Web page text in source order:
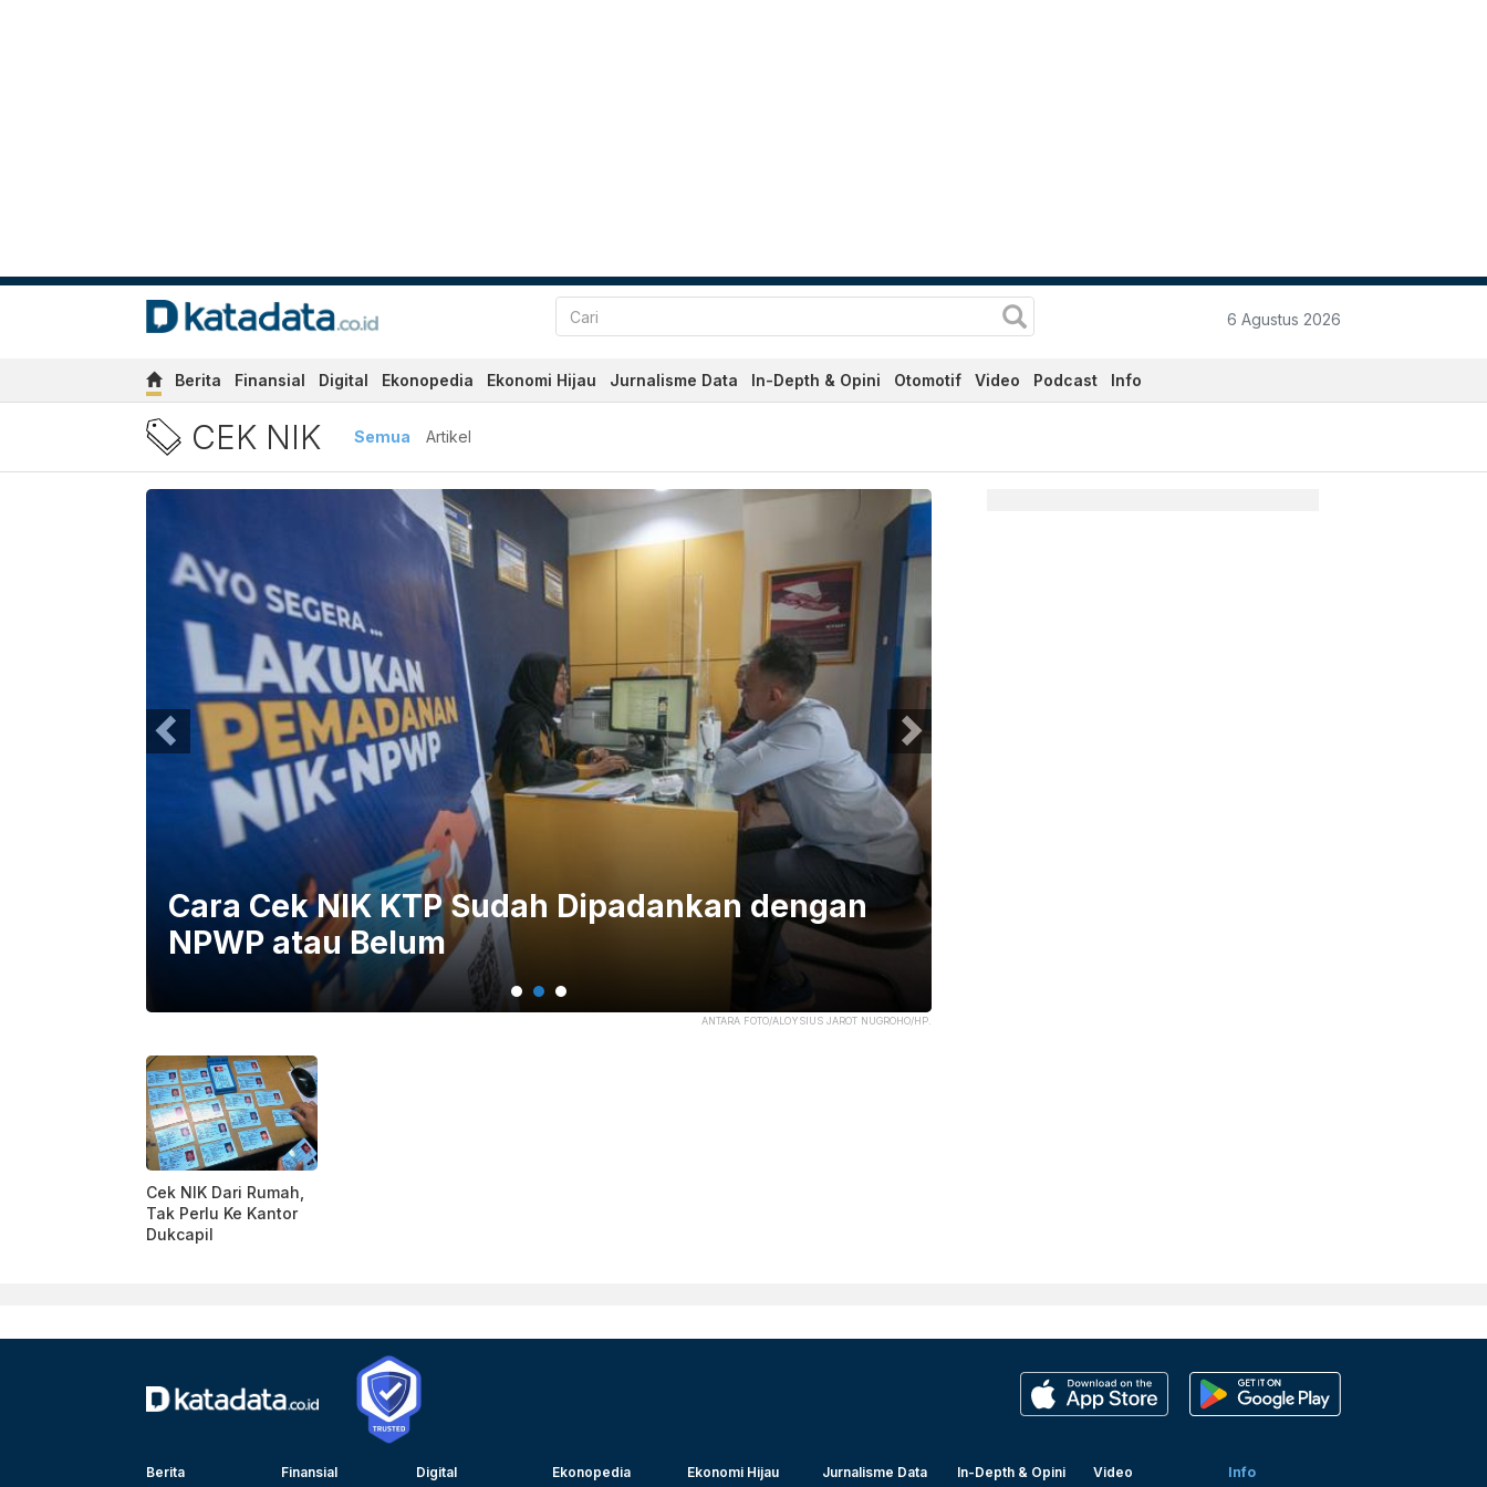
6 Agustus 2026
Berita Finansial Digital Ekonopedia Ekonomi Hijau Jurnalisme Data In-Depth & Opini Otomotif Video Podcast Info
Berita Cek NIK Terbaru dan Terkini Hari Ini - Katadata.co.id
CEK NIK Semua Artikel
ANTARA FOTO/ALOYSIUS JAROT NUGROHO/HP.
Cara Cek NIK KTP Sudah Dipadankan dengan
NPWP atau Belum
Cek NIK Dari Rumah,
Tak Perlu Ke Kantor
Dukcapil
Berita Finansial Digital Ekonopedia Ekonomi Hijau Jurnalisme Data In-Depth & Opini Video
Info